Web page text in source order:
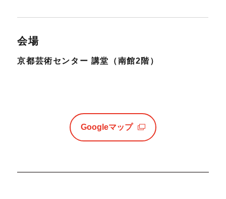
会場
京都芸術センター 講堂（南館2階）
Googleマップ